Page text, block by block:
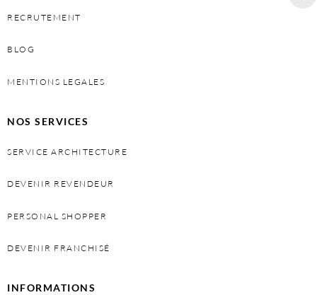
RECRUTEMENT
BLOG
MENTIONS LEGALES
NOS SERVICES
SERVICE ARCHITECTURE
DEVENIR REVENDEUR
PERSONAL SHOPPER
DEVENIR FRANCHISÉ
INFORMATIONS